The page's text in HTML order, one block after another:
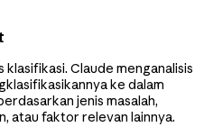
Claude menganalisis
ke dalam
jenis masalah,
atau faktor relevan lainnya.